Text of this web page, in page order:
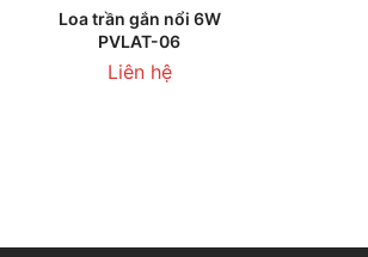
THÊM VÀO GIỎ HÀNG
Loa trần gắn nổi 6W
PVLAT-06
Liên hệ